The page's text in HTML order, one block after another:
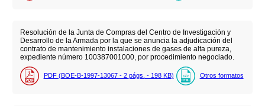
Resolución de la Junta de Compras del Centro de Investigación y
Desarrollo de la Armada por la que se anuncia la adjudicación del
contrato de mantenimiento instalaciones de gases de alta pureza,
expediente número 100387001000, por procedimiento negociado.
PDF (BOE-B-1997-13067 - 2 págs. - 198 KB) Otros formatos